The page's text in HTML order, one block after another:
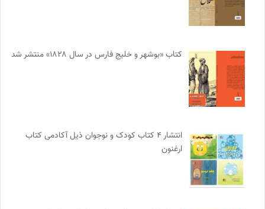
کتاب «بوشهر و خلیج فارس در سال ۱۸۲۸» منتشر شد
انتشار ۴ کتاب کودک و نوجوان ذیل آکادمی کتاب
ارغنون